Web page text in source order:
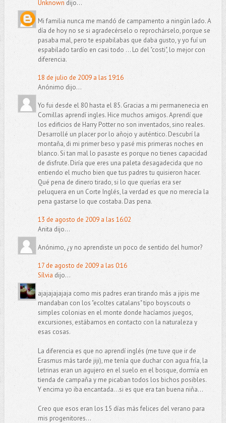
Unknown dijo...
Mi familia nunca me mandó de campamento a ningún lado. A
día de hoy no se si agradecérselo o reprochárselo, porque se
pasaba mal, pero te espabilabas que daba gusto, y yo fuí un
espabilado tardío en casi todo ... Lo del "costi", lo mejor con
diferencia.
18 de julio de 2009 a las 19:16
Anónimo dijo...
Yo fui desde el 80 hasta el 85. Gracias a mi permanenecia en
Comillas aprendí ingles. Hice muchos amigos. Aprendí que
los edificios de Harry Potter no son inventados, sino reales.
Desarrollé un placer por lo añojo y auténtico. Descubrí la
montaña, di mi primer beso y pasé mis primeras noches en
blanco. Si tan mal lo pasaste es porque no tienes capacidad
de disfrute. Diría que eres una paleta desagadecida que no
entiendo el mucho bien que tus padres tu quisieron hacer.
Qué pena de dinero tirado, si lo que querías era ser
peluquera en un Corte Inglés, la verdad es que no merecía la
pena gastarse lo que costaba. Das pena.
13 de agosto de 2009 a las 16:02
Anita dijo...
Anónimo, ¿y no aprendiste un poco de sentido del humor?
17 de agosto de 2009 a las 0:16
Sílvia dijo...
ajajajajajaja como mis padres eran tirando más a jipis me
mandaban con los "ecoltes catalans" tipo boyscouts o
simples colonias en el monte donde hacíamos juegos,
excursiones, estábamos en contacto con la naturaleza y
esas cosas.
La diferencia es que no aprendí inglés (me tuve que ir de
Erasmus más tarde jiji), me tenía que duchar con agua fría, la
letrinas eran un agujero en el suelo en el bosque, dormía en
tienda de campaña y me picaban todos los bichos posibles.
Y encima yo iba encantada...si es que era tan buena niña...
Creo que esos eran los 15 días más felices del verano para
mis progenitores...